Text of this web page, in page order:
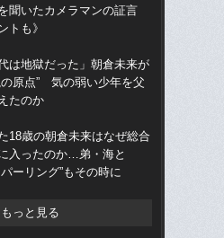
聞いたカメラマンの証言
トも》
は地獄だった」朝倉未来が
の原点” 気の弱い少年を父
たのか
18歳の朝倉未来はなぜ総合
入ったのか…弟・海と
ーリング”もその時に
もっと見る